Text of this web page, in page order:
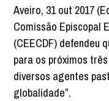
Aveiro, 31 out 2017
Comissão Episcopal
(CEECDF) defendeu
para os próximos
diversos agentes
globalidade”.